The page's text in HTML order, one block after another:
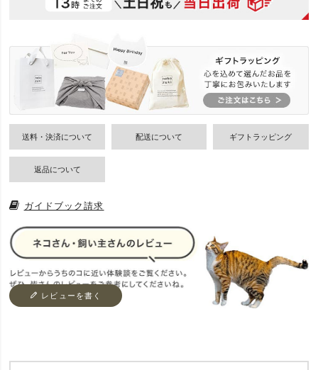
送料・決済について 配送について ギフトラッピング
返品について
ガイドブック請求
レビューを書く